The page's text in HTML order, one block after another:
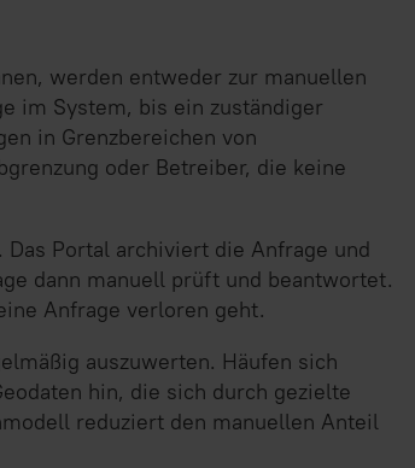
werden entweder zur manuellen
im System, bis ein zuständiger
in Grenzbereichen von
oder Betreiber, die keine
Portal archiviert die Anfrage und
dann manuell prüft und beantwortet.
Anfrage verloren geht.
auszuwerten. Häufen sich
hin, die sich durch gezielte
reduziert den manuellen Anteil